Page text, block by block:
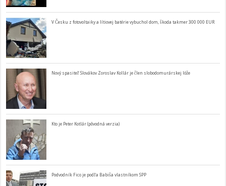
V Česku z fotovoltaiky a lítiovej batérie vybuchol dom, škoda takmer 300 000 EUR
Nový spasiteľ Slovákov Zoroslav Kollár je člen slobodomurárskej lóže
Kto je Peter Kotlár (pôvodná verzia)
Podvodník Fico je podľa Babiša vlastníkom SPP